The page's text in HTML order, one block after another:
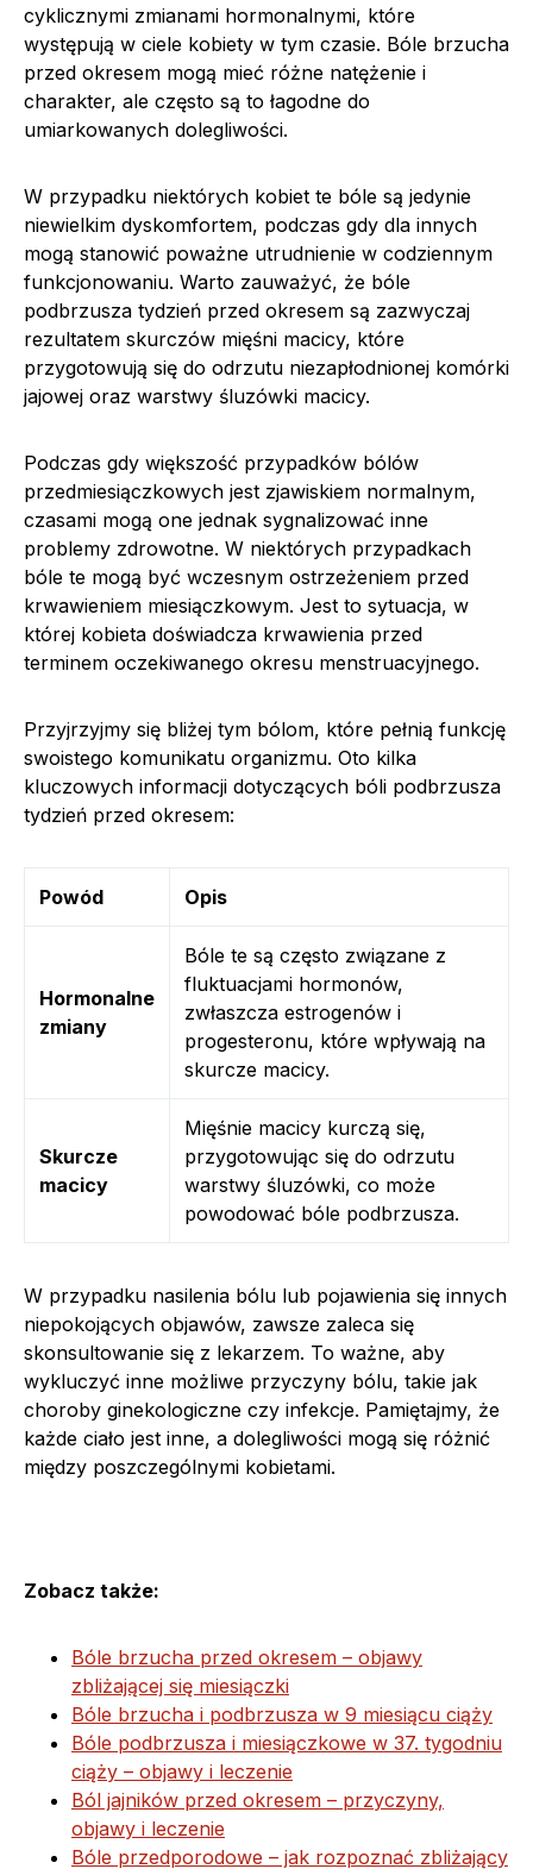
cyklicznymi zmianami hormonalnymi, które
występują w ciele kobiety w tym czasie. Bóle brzucha
przed okresem mogą mieć różne natężenie i
charakter, ale często są to łagodne do
umiarkowanych dolegliwości.
W przypadku niektórych kobiet te bóle są jedynie
niewielkim dyskomfortem, podczas gdy dla innych
mogą stanowić poważne utrudnienie w codziennym
funkcjonowaniu. Warto zauważyć, że bóle
podbrzusza tydzień przed okresem są zazwyczaj
rezultatem skurczów mięśni macicy, które
przygotowują się do odrzutu niezapłodnionej komórki
jajowej oraz warstwy śluzówki macicy.
Podczas gdy większość przypadków bólów
przedmiesiączkowych jest zjawiskiem normalnym,
czasami mogą one jednak sygnalizować inne
problemy zdrowotne. W niektórych przypadkach
bóle te mogą być wczesnym ostrzeżeniem przed
krwawieniem miesiączkowym. Jest to sytuacja, w
której kobieta doświadcza krwawienia przed
terminem oczekiwanego okresu menstruacyjnego.
Przyjrzyjmy się bliżej tym bólom, które pełnią funkcję
swoistego komunikatu organizmu. Oto kilka
kluczowych informacji dotyczących bóli podbrzusza
tydzień przed okresem:
Powód Opis
Hormonalne
zmiany
Bóle te są często związane z
fluktuacjami hormonów,
zwłaszcza estrogenów i
progesteronu, które wpływają na
skurcze macicy.
Skurcze
macicy
Mięśnie macicy kurczą się,
przygotowując się do odrzutu
warstwy śluzówki, co może
powodować bóle podbrzusza.
W przypadku nasilenia bólu lub pojawienia się innych
niepokojących objawów, zawsze zaleca się
skonsultowanie się z lekarzem. To ważne, aby
wykluczyć inne możliwe przyczyny bólu, takie jak
choroby ginekologiczne czy infekcje. Pamiętajmy, że
każde ciało jest inne, a dolegliwości mogą się różnić
między poszczególnymi kobietami.
Zobacz także:
Bóle brzucha przed okresem – objawy
zbliżającej się miesiączki
Bóle brzucha i podbrzusza w 9 miesiącu ciąży
Bóle podbrzusza i miesiączkowe w 37. tygodniu
ciąży – objawy i leczenie
Ból jajników przed okresem – przyczyny,
objawy i leczenie
Bóle przedporodowe – jak rozpoznać zbliżający